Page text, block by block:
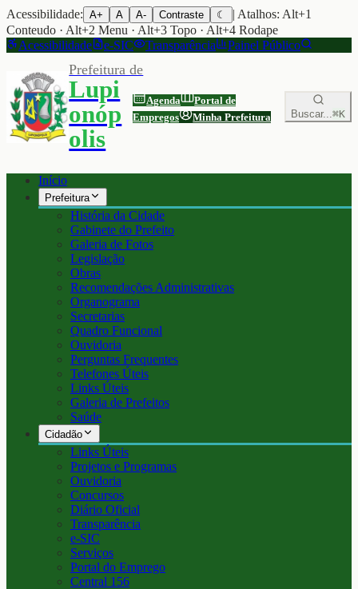
Acessibilidade: A+ A A- Contraste ☾
| Atalhos: Alt+1
Conteudo · Alt+2 Menu · Alt+3 Topo · Alt+4 Rodape
Acessibilidade
e-SIC Transparência Painel Público
Prefeitura de
Lupi
onóp
olis
Agenda
Portal de
Empregos
Minha Prefeitura Buscar...⌘K
Início
Prefeitura
História da Cidade
Gabinete do Prefeito
Galeria de Fotos
Legislação
Obras
Recomendações Administrativas
Organograma
Secretarias
Quadro Funcional
Ouvidoria
Perguntas Frequentes
Telefones Úteis
Links Úteis
Galeria de Prefeitos
Saúde
Cidadão
Links Úteis
Projetos e Programas
Ouvidoria
Concursos
Diário Oficial
Transparência
e-SIC
Serviços
Portal do Emprego
Central 156